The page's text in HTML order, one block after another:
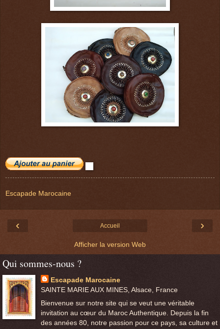
Escapade Marocaine
‹ ›
Accueil
Afficher la version Web
Qui sommes-nous ?
Escapade Marocaine
SAINTE MARIE AUX MINES, Alsace, France
Bienvenue sur notre site qui se veut une véritable
invitation au cœur du Maroc Authentique. Depuis la fin
des années 80, notre passion pour ce pays, sa culture et